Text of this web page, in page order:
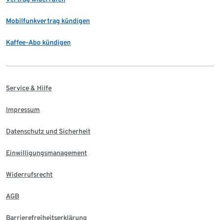
Mobilfunkvertrag kündigen
Kaffee-Abo kündigen
Service & Hilfe
Impressum
Datenschutz und Sicherheit
Einwilligungsmanagement
Widerrufsrecht
AGB
Barrierefreiheitserklärung